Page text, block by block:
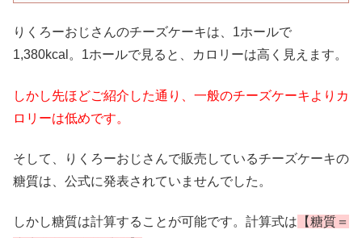
りくろーおじさんのチーズケーキは、1ホールで
1,380kcal。1ホールで見ると、カロリーは高く見えます。
しかし先ほどご紹介した通り、一般のチーズケーキより カ
ロリーは低めです。
そして、りくろーおじさんで販売しているチーズケーキの
糖質は、公式に発表されていませんでした。
しかし糖質は計算することが可能です。計算式は 【糖質＝